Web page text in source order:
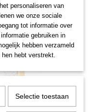
personaliseren van
we onze sociale
tot informatie over
gebruiken in
hebben verzameld
hebt verstrekt.
Selectie toestaan